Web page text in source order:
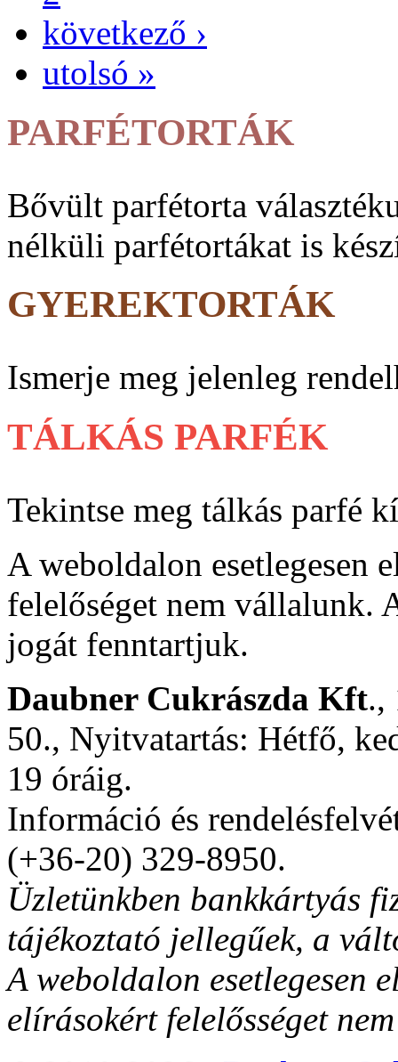
következő ›
utolsó »
PARFÉTORTÁK
Bővült parfé­torta
nélküli parfé­tortákat is
GYEREKTORTÁK
Ismerje meg jelenleg
TÁLKÁS PARFÉK
Tekintse meg tálkás parfé
A weboldalon esetlegesen
felelőséget nem vállalunk.
jogát fenntartjuk.
Daubner Cukrászda Kft.,
50., Nyitvatartás: Hétfő,
19 óráig.
Információ és
(+36-20) 329-8950.
Üzletünkben bankkártyás
tájékoztató jellegűek, a
A weboldalon esetlegesen
elírásokért felelősséget